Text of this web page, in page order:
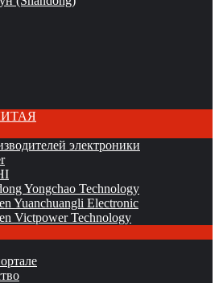
электроники
Yongchao Technology
Yuanchuangli Electronic
Victpower Technology